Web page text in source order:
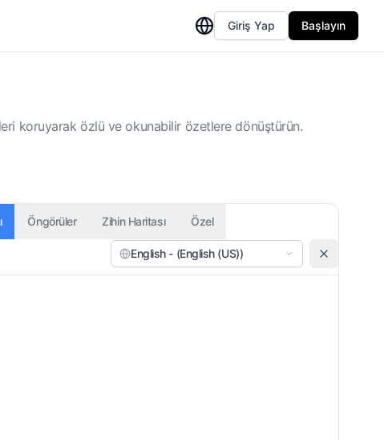
Giriş Yap Başlayın
koruyarak özlü ve okunabilir özetlere dönüştürün.
Öngörüler Zihin Haritası Özel
English - (English (US))